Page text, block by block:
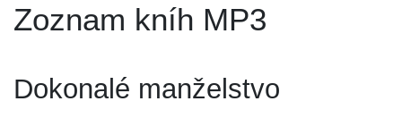
Zoznam kníh MP3
Dokonalé manželstvo